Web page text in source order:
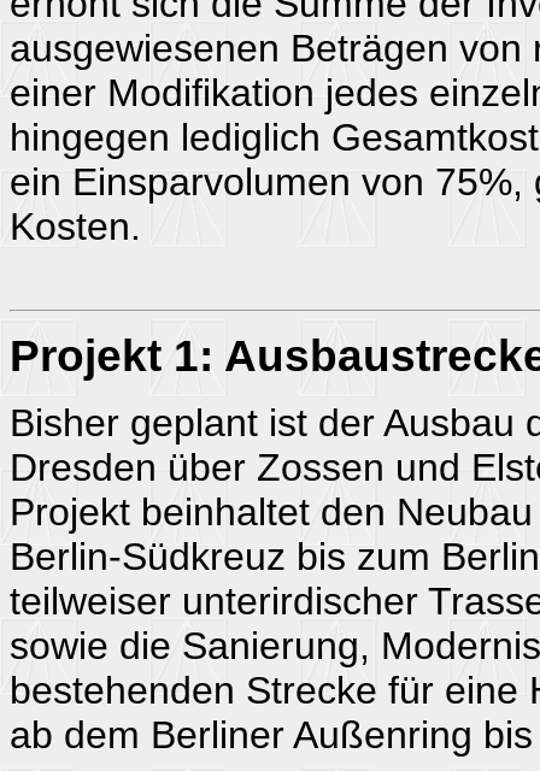
ausgewiesenen Beträgen
einer Modifikation jedes
hingegen lediglich
ein Einsparvolumen von
Kosten.
Projekt 1:
Bisher geplant ist der Ausbau
Dresden über Zossen und
Projekt beinhaltet den
Berlin-Südkreuz bis zum
teilweiser unterirdischer
sowie die Sanierung,
bestehenden Strecke für eine
ab dem Berliner Außenring